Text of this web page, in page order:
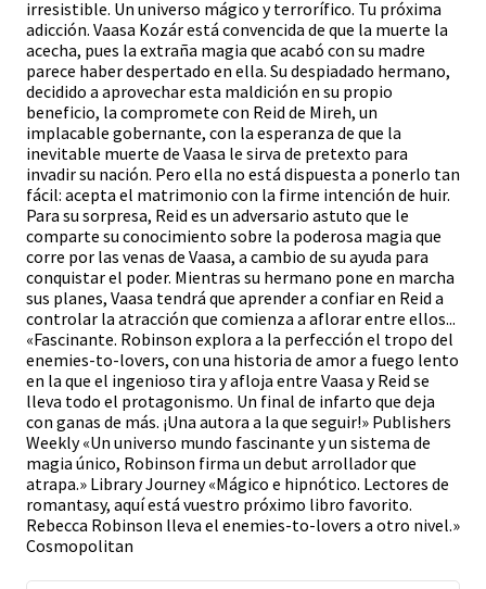
irresistible. Un universo mágico y terrorífico. Tu próxima
adicción. Vaasa Kozár está convencida de que la muerte la
acecha, pues la extraña magia que acabó con su madre
parece haber despertado en ella. Su despiadado hermano,
decidido a aprovechar esta maldición en su propio
beneficio, la compromete con Reid de Mireh, un
implacable gobernante, con la esperanza de que la
inevitable muerte de Vaasa le sirva de pretexto para
invadir su nación. Pero ella no está dispuesta a ponerlo tan
fácil: acepta el matrimonio con la firme intención de huir.
Para su sorpresa, Reid es un adversario astuto que le
comparte su conocimiento sobre la poderosa magia que
corre por las venas de Vaasa, a cambio de su ayuda para
conquistar el poder. Mientras su hermano pone en marcha
sus planes, Vaasa tendrá que aprender a confiar en Reid a
controlar la atracción que comienza a aflorar entre ellos...
«Fascinante. Robinson explora a la perfección el tropo del
enemies-to-lovers, con una historia de amor a fuego lento
en la que el ingenioso tira y afloja entre Vaasa y Reid se
lleva todo el protagonismo. Un final de infarto que deja
con ganas de más. ¡Una autora a la que seguir!» Publishers
Weekly «Un universo mundo fascinante y un sistema de
magia único, Robinson firma un debut arrollador que
atrapa.» Library Journey «Mágico e hipnótico. Lectores de
romantasy, aquí está vuestro próximo libro favorito.
Rebecca Robinson lleva el enemies-to-lovers a otro nivel.»
Cosmopolitan